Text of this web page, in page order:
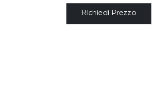
Richiedi Prezzo